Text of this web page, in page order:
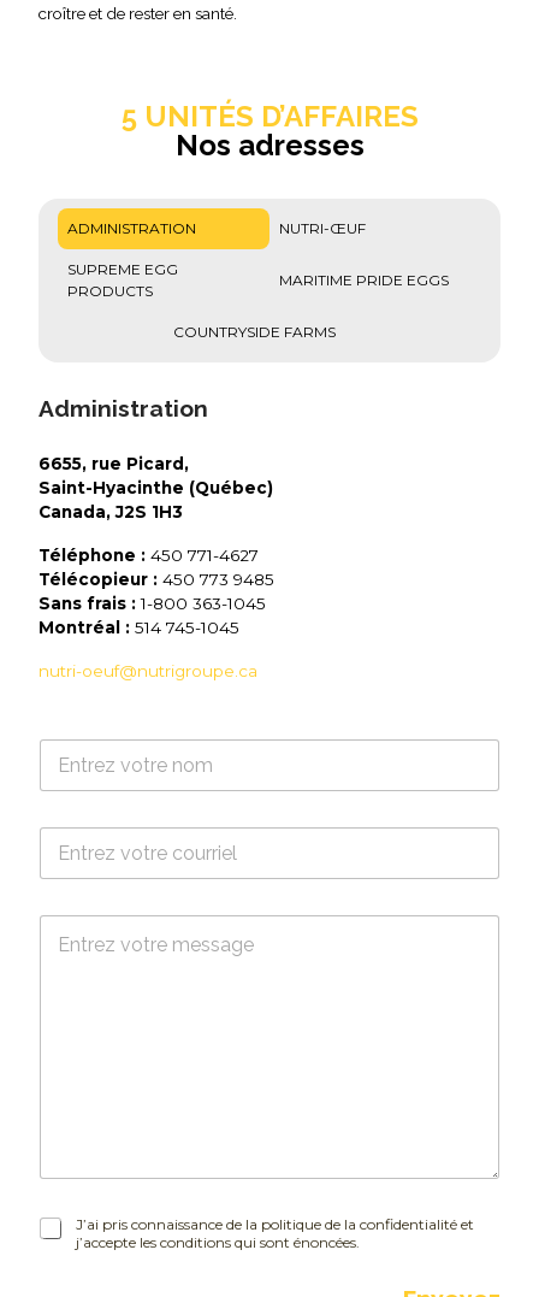
croître et de rester en santé.
5 UNITÉS D’AFFAIRES
Nos adresses
ADMINISTRATION NUTRI-ŒUF
SUPREME EGG
PRODUCTS
MARITIME PRIDE EGGS
COUNTRYSIDE FARMS
Administration
6655, rue Picard,
Saint-Hyacinthe (Québec)
Canada, J2S 1H3
Téléphone : 450 771-4627
Télécopieur : 450 773 9485
Sans frais :1-800 363-1045
Montréal : 514 745-1045
nutri-oeuf@nutrigroupe.ca
m
u
J
J’ai pris connaissance de la politique de la confidentialité et
j’accepte les conditions qui sont énoncées.